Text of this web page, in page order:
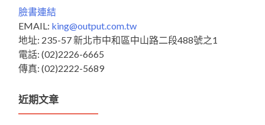
臉書連結
EMAIL: king@output.com.tw
地址: 235-57 新北市中和區中山路二段488號之1
電話: (02)2226-6665
傳真: (02)2222-5689
近期文章